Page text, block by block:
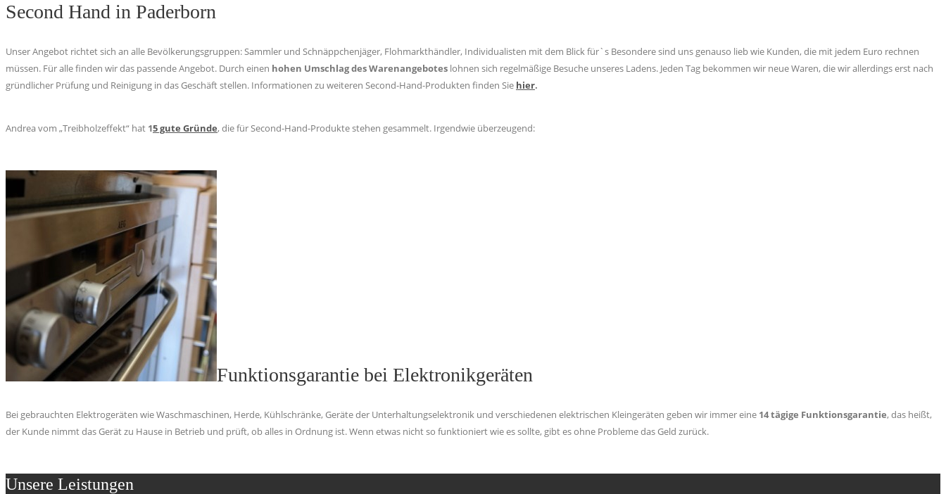
Second Hand in Paderborn
Unser Angebot richtet sich an alle Bevölkerungsgruppen: Sammler und Schnäppchenjäger, Flohmarkthändler, Individualisten mit dem Blick für`s Besondere sind uns genauso lieb wie Kunden, die mit jedem Euro rechnen
müssen. Für alle finden wir das passende Angebot. Durch einen hohen Umschlag des Warenangebotes lohnen sich regelmäßige Besuche unseres Ladens. Jeden Tag bekommen wir neue Waren, die wir allerdings erst nach
gründlicher Prüfung und Reinigung in das Geschäft stellen. Informationen zu weiteren Second-Hand-Produkten finden Sie hier.
Andrea vom „Treibholzeffekt“ hat 15 gute Gründe, die für Second-Hand-Produkte stehen gesammelt. Irgendwie überzeugend:
Funktionsgarantie bei Elektronikgeräten
Bei gebrauchten Elektrogeräten wie Waschmaschinen, Herde, Kühlschränke, Geräte der Unterhaltungselektronik und verschiedenen elektrischen Kleingeräten geben wir immer eine 14 tägige Funktionsgarantie, das heißt,
der Kunde nimmt das Gerät zu Hause in Betrieb und prüft, ob alles in Ordnung ist. Wenn etwas nicht so funktioniert wie es sollte, gibt es ohne Probleme das Geld zurück.
Unsere Leistungen